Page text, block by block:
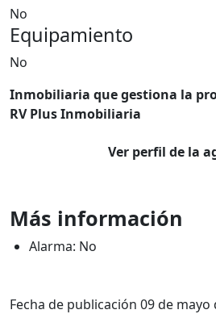
No
Equipamiento
No
Inmobiliaria que gestiona la
RV Plus Inmobiliaria
Ver perfil de la
Más información
Alarma: No
Fecha de publicación 09 de mayo